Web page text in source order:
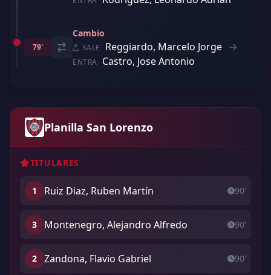
79'
Cambio
SALE Reggiardo, Marcelo Jorge
ENTRA Castro, Jose Antonio
Planilla San Lorenzo
TITULARES
1 Ruiz Diaz, Ruben Martín 90'
3 Montenegro, Alejandro Alfredo 90'
2 Zandona, Flavio Gabriel 90'